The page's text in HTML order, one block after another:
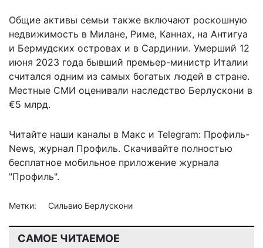
Общие активы семьи также включают роскошную
недвижимость в Милане, Риме, Каннах, на Антигуа
и Бермудских островах и в Сардинии. Умерший 12
июня 2023 года бывший премьер-министр Италии
считался одним из самых богатых людей в стране.
Местные СМИ оценивали наследство Берлускони в
€5 млрд.
Читайте наши каналы в Макс и Telegram: Профиль-
News, журнал Профиль. Скачивайте полностью
бесплатное мобильное приложение журнала
"Профиль".
Метки: Сильвио Берлускони
САМОЕ ЧИТАЕМОЕ